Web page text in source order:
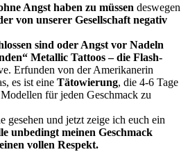
Angst haben zu müssen deswegen
von unserer Gesellschaft negativ
sind oder Angst vor Nadeln
Metallic Tattoos – die Flash-
Erfunden von der Amerikanerin
es ist eine Tätowierung, die 4-6 Tage
für jeden Geschmack zu
gesehen und jetzt zeige ich euch ein
unbedingt meinen Geschmack
vollen Respekt.